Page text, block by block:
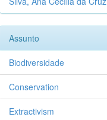
Assunto
Biodiversidade
Conservation
Extractivism